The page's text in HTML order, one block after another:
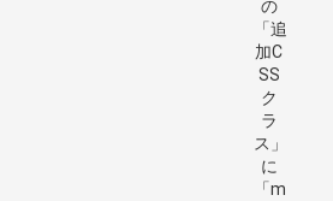
の
「追
加C
SS
ク
ラ
ス」
に
「m